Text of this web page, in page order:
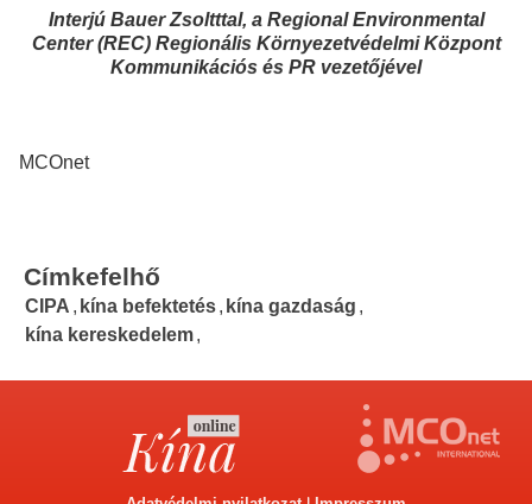
Interjú Bauer Zsoltttal, a Regional Environmental
Center (REC) Regionális Környezetvédelmi Központ
Kommunikációs és PR vezetőjével
MCOnet
Címkefelhő
CIPA , kína befektetés, kína gazdaság ,
kína kereskedelem,